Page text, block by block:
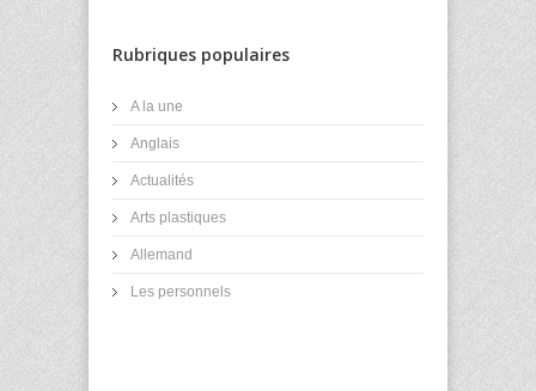
Rubriques populaires
A la une
Anglais
Actualités
Arts plastiques
Allemand
Les personnels